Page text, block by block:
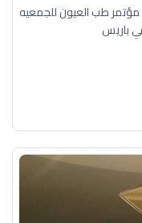
طب العيون للجمعيه
باريس